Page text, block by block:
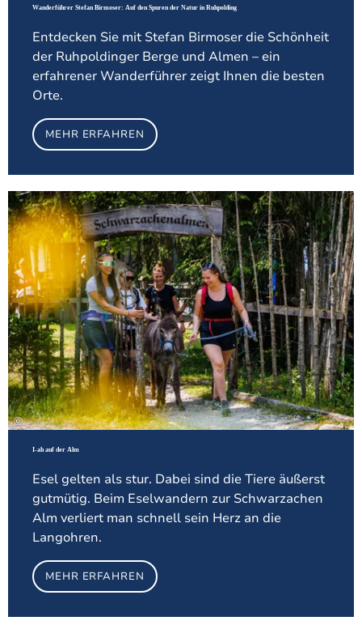
Wanderführer Stefan Birmoser: Auf den Spuren der Natur in Ruhpolding
Entdecken Sie mit Stefan Birmoser die Schönheit
der Ruhpoldinger Berge und Almen – ein
erfahrener Wanderführer zeigt Ihnen die besten
Orte.
MEHR ERFAHREN
©
I-ah auf der Alm
Esel gelten als stur. Dabei sind die Tiere äußerst
gutmütig. Beim Eselwandern zur Schwarzachen
Alm verliert man schnell sein Herz an die
Langohren.
MEHR ERFAHREN